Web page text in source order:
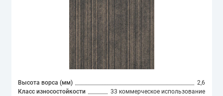
Высота ворса (мм)
2,6
Класс износостойкости
33 коммерческое использование